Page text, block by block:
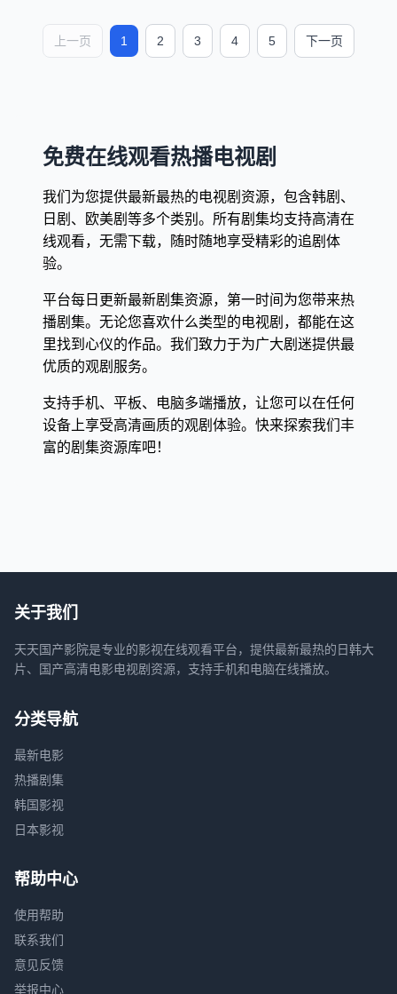
上一页 1 2 3 4 5 下一页
免费在线观看热播电视剧
我们为您提供最新最热的电视剧资源，包含韩剧、
日剧、欧美剧等多个类别。所有剧集均支持高清在
线观看，无需下载，随时随地享受精彩的追剧体
验。
平台每日更新最新剧集资源，第一时间为您带来热
播剧集。无论您喜欢什么类型的电视剧，都能在这
里找到心仪的作品。我们致力于为广大剧迷提供最
优质的观剧服务。
支持手机、平板、电脑多端播放，让您可以在任何
设备上享受高清画质的观剧体验。快来探索我们丰
富的剧集资源库吧！
关于我们
天天国产影院是专业的影视在线观看平台，提供最新最热的日韩大
片、国产高清电影电视剧资源，支持手机和电脑在线播放。
分类导航
最新电影
热播剧集
韩国影视
日本影视
帮助中心
使用帮助
联系我们
意见反馈
举报中心